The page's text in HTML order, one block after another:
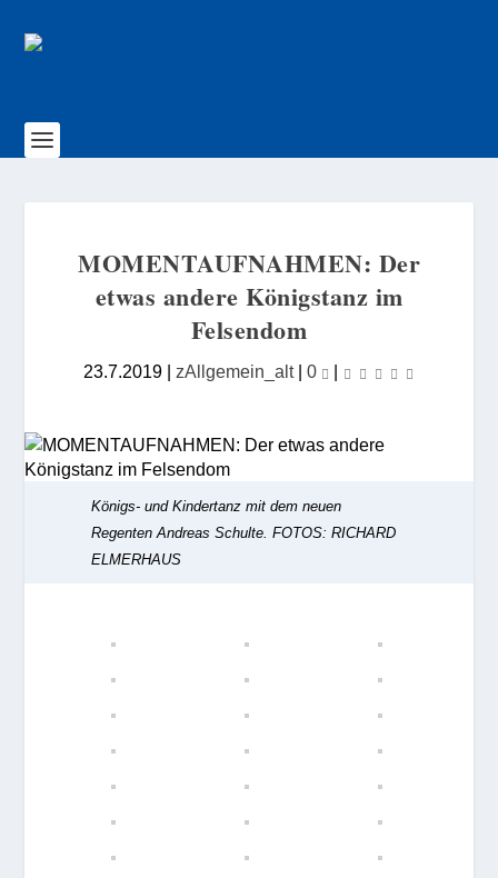
MOMENTAUFNAHMEN: Der
etwas andere Königstanz im
Felsendom
23.7.2019| zAllgemein_alt| 0 |
Königs- und Kindertanz mit dem neuen
Regenten Andreas Schulte. FOTOS: RICHARD
ELMERHAUS